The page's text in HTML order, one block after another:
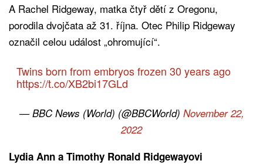
A Rachel Ridgeway, matka čtyř dětí z Oregonu,
porodila dvojčata až 31. října. Otec Philip Ridgeway
označil celou událost „ohromující“.
Twins born from embryos frozen 30 years ago
https://t.co/XB2bi17GLd
— BBC News (World) (@BBCWorld) November 22,
2022
Lydia Ann a Timothy Ronald Ridgewayovi